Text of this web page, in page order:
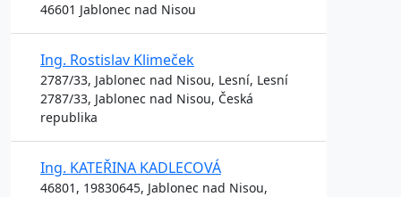
46601 Jablonec nad Nisou
Ing. Rostislav Klimeček
2787/33, Jablonec nad Nisou, Lesní, Lesní
2787/33, Jablonec nad Nisou, Česká
republika
Ing. KATEŘINA KADLECOVÁ
46801, 19830645, Jablonec nad Nisou,